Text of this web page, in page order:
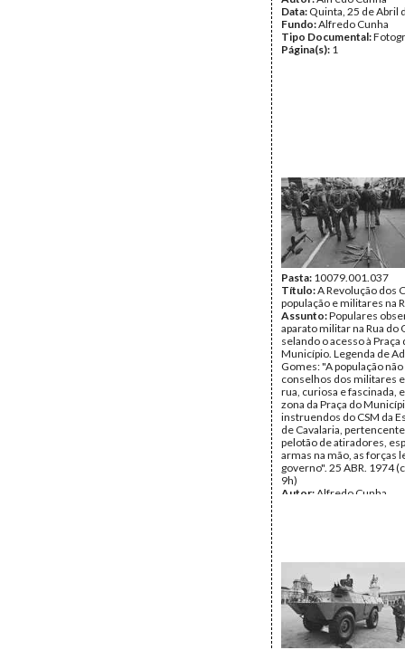
Data: Quinta, 25 de Abril
Fundo:Alfredo Cunha
Tipo Documental:
Página(s): 1
Pasta: 10079.001.037
Título:A Revolução dos
população e militares na
Assunto:Populares
aparato militar na Rua do
selando o acesso à Praça
Município. Legenda de
Gomes: "A população
conselhos dos militares
rua, curiosa e fascinada,
zona da Praça do
instruendos do CSM da
de Cavalaria,
pelotão de atiradores,
armas na mão, as forças
governo". 25 ABR. 1974
9h)
Autor: Alfredo Cunha